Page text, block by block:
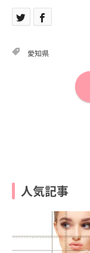
愛知県
人気記事